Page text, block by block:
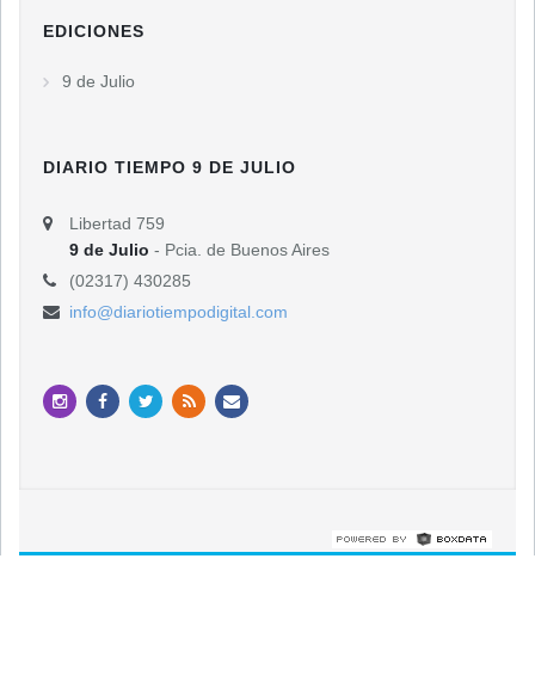
EDICIONES
9 de Julio
DIARIO TIEMPO 9 DE JULIO
Libertad 759
9 de Julio - Pcia. de Buenos Aires
(02317) 430285
info@diariotiempodigital.com